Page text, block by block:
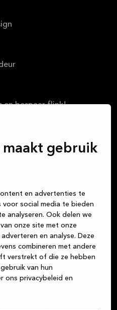
maakt gebruik
en advertenties te
social media te bieden
analyseren. Ook delen we
onze site met onze
en analyse. Deze
combineren met andere
verstrekt of die ze hebben
van hun
ons privacybeleid en
en bespaar flink!
via Marktplaats voor
worden ontleend.
een keuken net zo fijn
in die keuken leidt. Alle
nachtelijke gesprekken
van een glas wijn, het
tafel maken, de
de keuken is het centrum